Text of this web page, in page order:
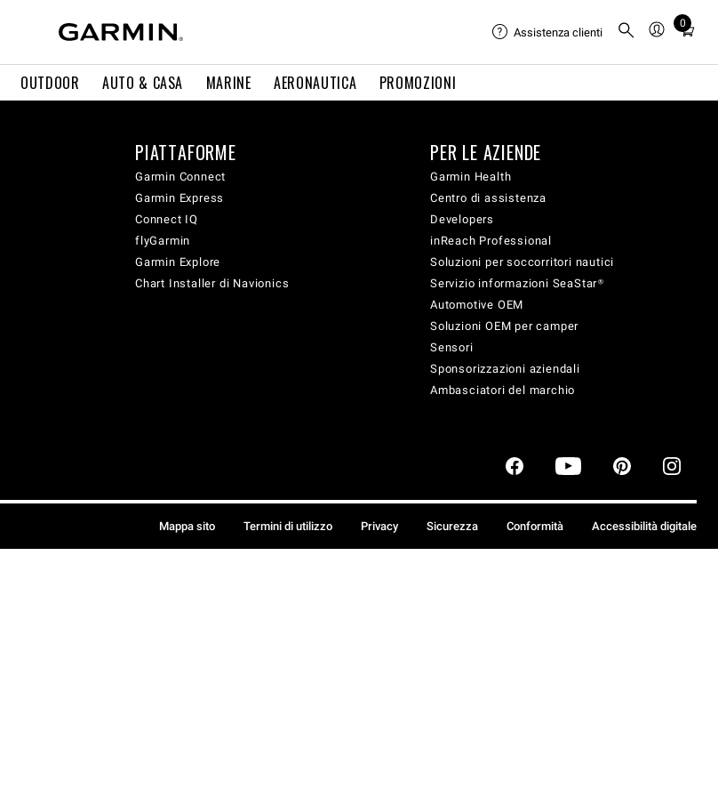
OUTDOOR AUTO & CASA MARINE AERONAUTICA PROMOZIONI
Assistenza clienti
0
Total
cart:
PIATTAFORME
Garmin Connect
Garmin Express
Connect IQ
flyGarmin
Garmin Explore
Chart Installer di Navionics
PER LE AZIENDE
Garmin Health
Centro di assistenza
Developers
inReach Professional
Soluzioni per soccorritori nautici
Servizio informazioni SeaStar®
Automotive OEM
Soluzioni OEM per camper
Sensori
Sponsorizzazioni aziendali
Ambasciatori del marchio
Mappa sito Termini di utilizzo Privacy Sicurezza Conformità Accessibilità digitale